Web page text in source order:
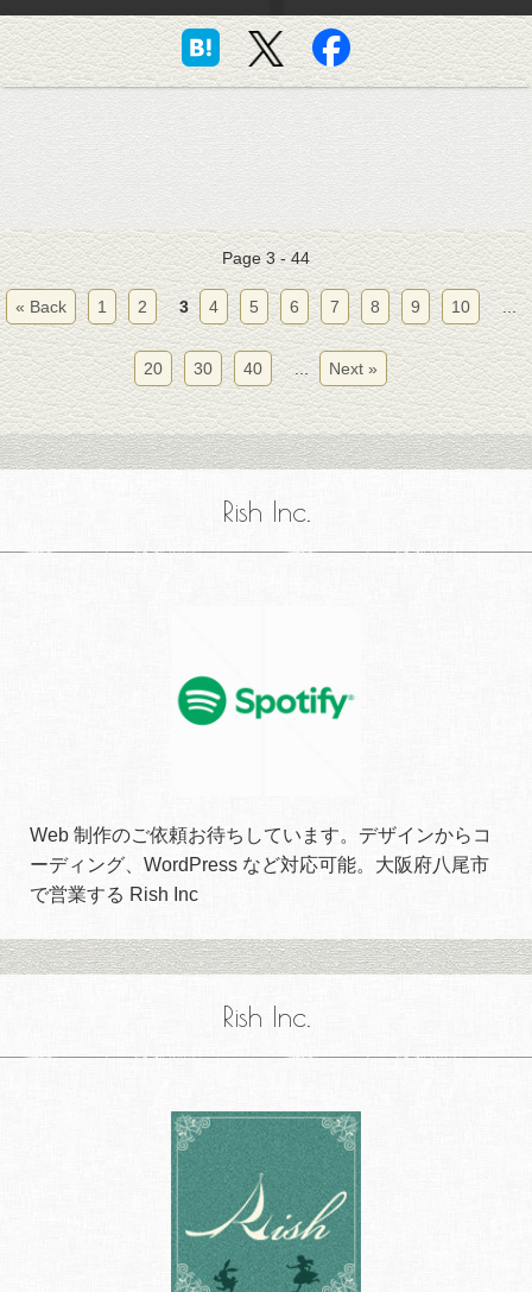
Page 3 - 44
« Back 1 2 3 4 5 6 7 8 9 10 ...
20 30 40 ... Next »
Rish Inc.
Web 制作のご依頼お待ちしています。デザインからコ
ーディング、WordPress など対応可能。大阪府八尾市
で営業する Rish Inc
Rish Inc.